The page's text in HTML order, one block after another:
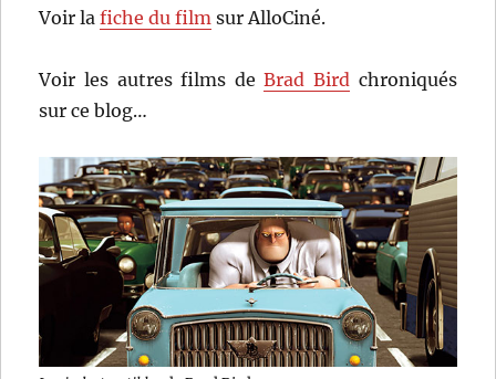
Voir lafiche du film sur AlloCiné.
Voir les autres films deBrad Bird chroniqués
sur ce blog…